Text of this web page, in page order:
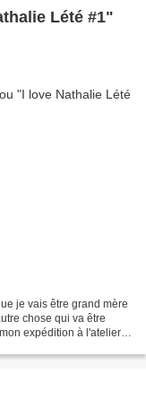
Lété #1"
je vais être grand mère
chose qui va être
expédition à l'atelier